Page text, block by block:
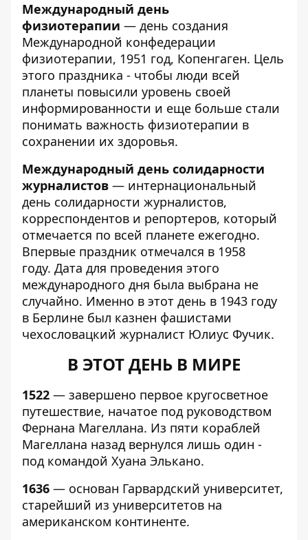
Международный день
физиотерапии — день создания
Международной конфедерации
физиотерапии, 1951 год, Копенгаген. Цель
этого праздника - чтобы люди всей
планеты повысили уровень своей
информированности и еще больше стали
понимать важность физиотерапии в
сохранении их здоровья.
Международный день солидарности
журналистов — интернациональный
день солидарности журналистов,
корреспондентов и репортеров, который
отмечается по всей планете ежегодно.
Впервые праздник отмечался в 1958
году. Дата для проведения этого
международного дня была выбрана не
случайно. Именно в этот день в 1943 году
в Берлине был казнен фашистами
чехословацкий журналист Юлиус Фучик.
В ЭТОТ ДЕНЬ В МИРЕ
1522 — завершено первое кругосветное
путешествие, начатое под руководством
Фернана Магеллана. Из пяти кораблей
Магеллана назад вернулся лишь один -
под командой Хуана Элькано.
1636 — основан Гарвардский университет,
старейший из университетов на
американском континенте.